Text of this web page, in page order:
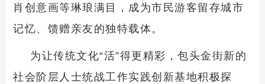
肖创意画等琳琅满目，成为市民游客留存城市
记忆、馈赠亲友的独特载体。
为让传统文化“活”得更精彩，包头金街新的
社会阶层人士统战工作实践创新基地积极探